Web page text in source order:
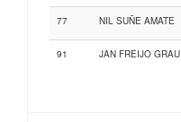
77 NIL SUÑE AMATE
91 JAN FREIJO GRAU